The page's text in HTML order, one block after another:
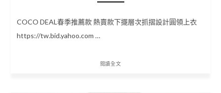
COCO DEAL春季推薦款 熱賣款下擺層次抓摺設計圓領上衣
https://tw.bid.yahoo.com …
閱讀全文